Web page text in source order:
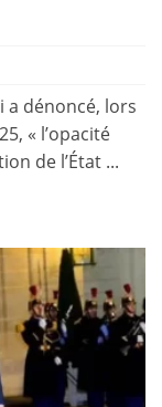
a dénoncé, lors
« l’opacité
de l’État ...